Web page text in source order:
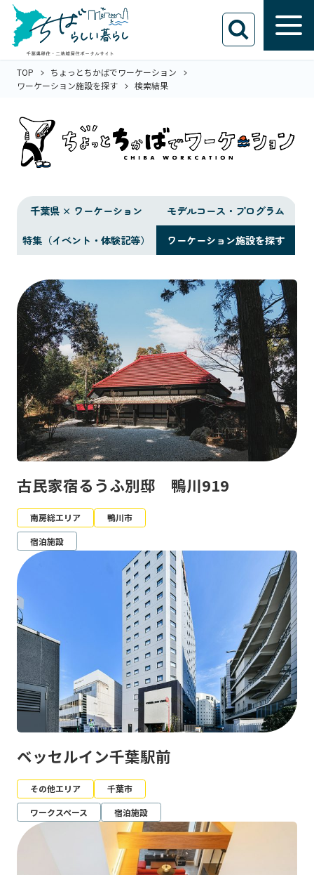
TOP
ちょっとちかばでワーケーション
ワーケーション施設を探す
検索結果
千葉県 × ワーケーション
モデルコース・プログラム
特集（イベント・体験記等）
ワーケーション施設を探す
古民家宿るうふ別邸 鴨川919
南房総エリア
鴨川市
宿泊施設
ベッセルイン千葉駅前
その他エリア
千葉市
ワークスペース
宿泊施設